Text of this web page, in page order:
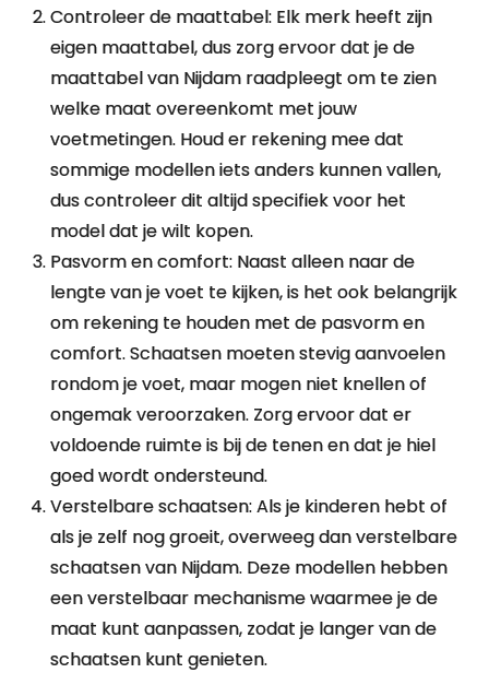
Controleer de maattabel: Elk merk heeft zijn
eigen maattabel, dus zorg ervoor dat je de
maattabel van Nijdam raadpleegt om te zien
welke maat overeenkomt met jouw
voetmetingen. Houd er rekening mee dat
sommige modellen iets anders kunnen vallen,
dus controleer dit altijd specifiek voor het
model dat je wilt kopen.
Pasvorm en comfort: Naast alleen naar de
lengte van je voet te kijken, is het ook belangrijk
om rekening te houden met de pasvorm en
comfort. Schaatsen moeten stevig aanvoelen
rondom je voet, maar mogen niet knellen of
ongemak veroorzaken. Zorg ervoor dat er
voldoende ruimte is bij de tenen en dat je hiel
goed wordt ondersteund.
Verstelbare schaatsen: Als je kinderen hebt of
als je zelf nog groeit, overweeg dan verstelbare
schaatsen van Nijdam. Deze modellen hebben
een verstelbaar mechanisme waarmee je de
maat kunt aanpassen, zodat je langer van de
schaatsen kunt genieten.